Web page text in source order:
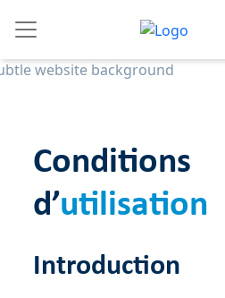
note:
website
system.Conditions
d’utilisation
Introduction